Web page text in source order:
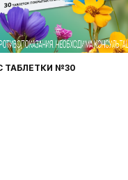
ТАБЛЕТКИ №30